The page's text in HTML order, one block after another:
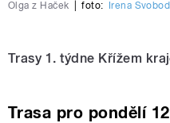
Olga z Haček foto: Irena
Trasy 1. týdne Křížem
Trasa pro pondělí